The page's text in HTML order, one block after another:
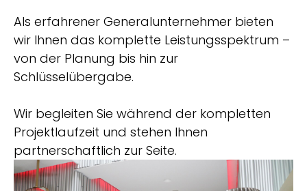
Als erfahrener Generalunternehmer bieten
wir Ihnen das komplette Leistungsspektrum –
von der Planung bis hin zur
Schlüsselübergabe.
Wir begleiten Sie während der kompletten
Projektlaufzeit und stehen Ihnen
partnerschaftlich zur Seite.